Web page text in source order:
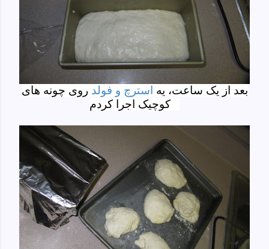
بعد از یک ساعت، یه استرچ و فولد روی چونه های